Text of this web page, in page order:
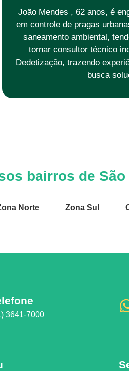
João Mendes , 62 anos, é
em controle de pragas
saneamento ambiental,
tornar consultor técnico
Dedetização, trazendo
busca
bairros de São
Norte Zona Sul
3641-7000